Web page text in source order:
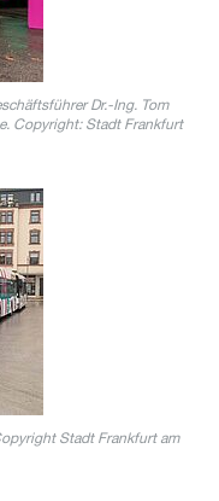
Dr.-Ing. Tom
Copyright: Stadt Frankfurt
Stadt Frankfurt am